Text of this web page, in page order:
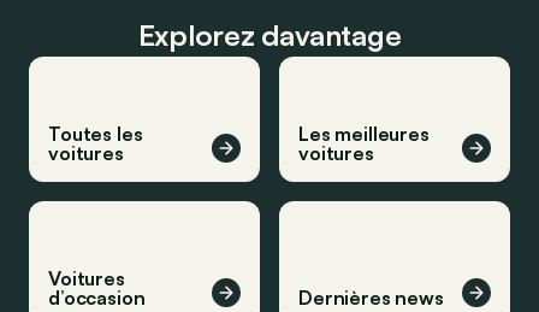
Explorez davantage
Toutes les
voitures
Les meilleures
voitures
Voitures
d’occasion
Dernières news